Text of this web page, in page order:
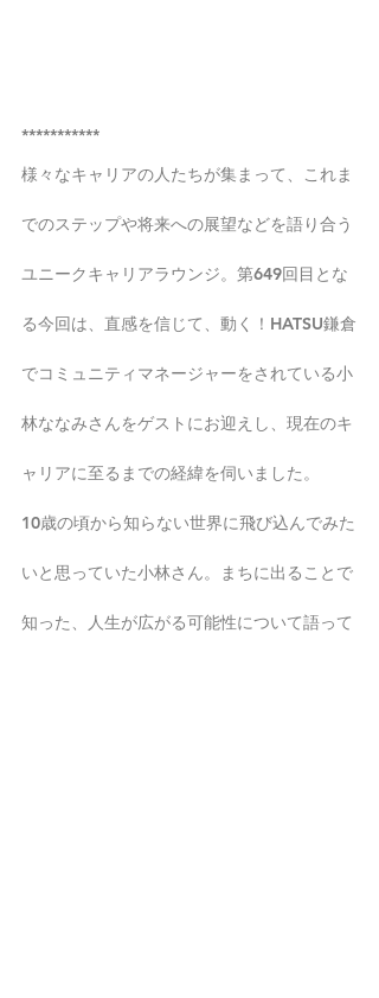
***********
様々なキャリアの人たちが集まって、これま
でのステップや将来への展望などを語り合う
ユニークキャリアラウンジ。第649回目とな
る今回は、直感を信じて、動く！HATSU鎌倉
でコミュニティマネージャーをされている小
林ななみさんをゲストにお迎えし、現在のキ
ャリアに至るまでの経緯を伺いました。
10歳の頃から知らない世界に飛び込んでみた
いと思っていた小林さん。まちに出ることで
知った、人生が広がる可能性について語って